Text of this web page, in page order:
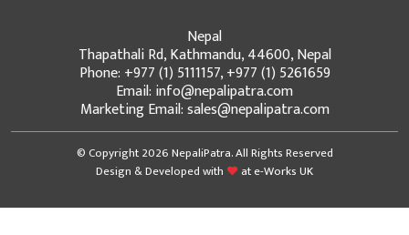
Nepal
Thapathali Rd, Kathmandu, 44600, Nepal
Phone: +977 (1) 5111157, +977 (1) 5261659
Email: info@nepalipatra.com
Marketing Email: sales@nepalipatra.com
© Copyright 2026 NepaliPatra. All Rights Reserved
Design & Developed with
ate-Works UK